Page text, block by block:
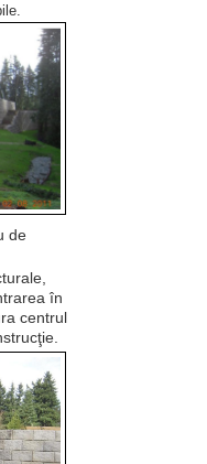
de
în
centrul